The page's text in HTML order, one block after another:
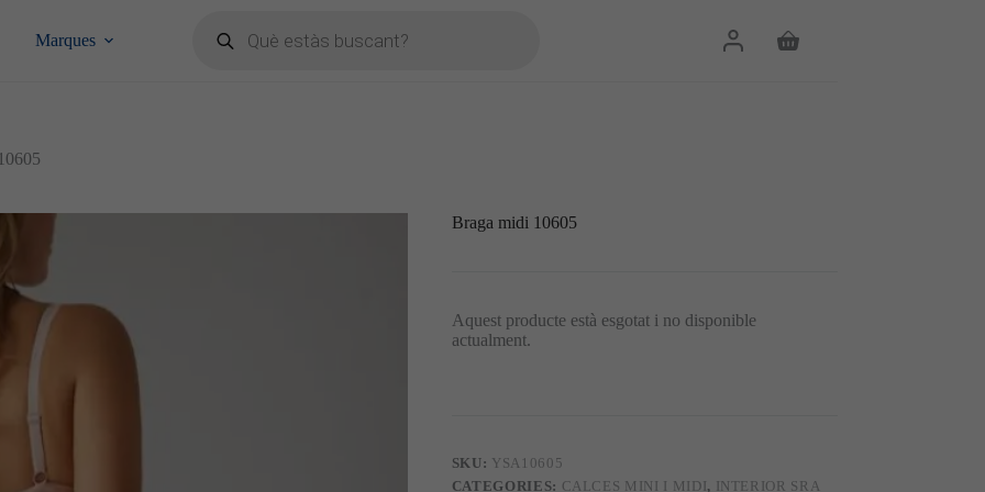
Marques
search
Cistella
Braga midi 10605
Aquest producte està esgotat i no disponible
actualment.
SKU: YSA10605
CATEGORIES: CALCES MINI I MIDI, INTERIOR SRA